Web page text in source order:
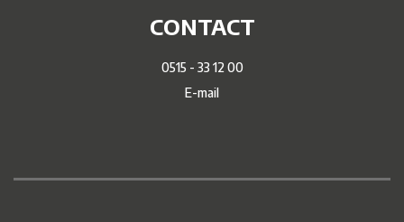
CONTACT
0515 - 33 12 00
E-mail